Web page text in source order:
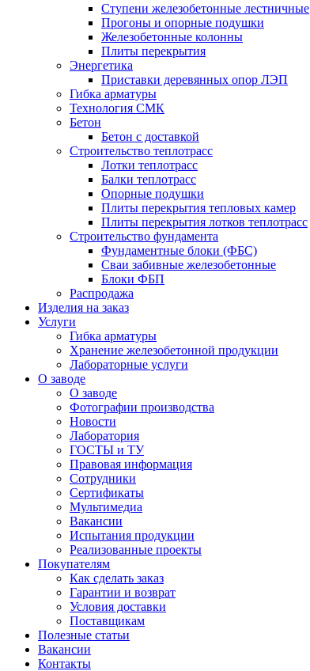
Ступени железобетонные лестничные
Прогоны и опорные подушки
Железобетонные колонны
Плиты перекрытия
Энергетика
Приставки деревянных опор ЛЭП
Гибка арматуры
Технология СМК
Бетон
Бетон с доставкой
Строительство теплотрасс
Лотки теплотрасс
Балки теплотрасс
Опорные подушки
Плиты перекрытия тепловых камер
Плиты перекрытия лотков теплотрасс
Строительство фундамента
Фундаментные блоки (ФБС)
Сваи забивные железобетонные
Блоки ФБП
Распродажа
Изделия на заказ
Услуги
Гибка арматуры
Хранение железобетонной продукции
Лабораторные услуги
О заводе
О заводе
Фотографии производства
Новости
Лаборатория
ГОСТЫ и ТУ
Правовая информация
Сотрудники
Сертификаты
Мультимедиа
Вакансии
Испытания продукции
Реализованные проекты
Покупателям
Как сделать заказ
Гарантии и возврат
Условия доставки
Поставщикам
Полезные статьи
Вакансии
Контакты